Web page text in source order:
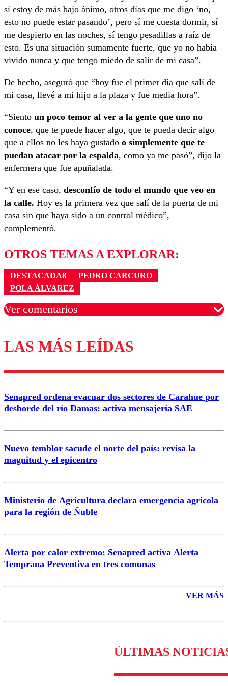
sí estoy de más bajo ánimo, otros días que me digo ‘no,
esto no puede estar pasando’, pero sí me cuesta dormir, sí
me despierto en las noches, sí tengo pesadillas a raíz de
esto. Es una situación sumamente fuerte, que yo no había
vivido nunca y que tengo miedo de salir de mi casa”.
De hecho, aseguró que “hoy fue el primer día que salí de
mi casa, llevé a mi hijo a la plaza y fue media hora”.
“Siento un poco temor al ver a la gente que uno no
conoce, que te puede hacer algo, que te pueda decir algo
que a ellos no les haya gustado o simplemente que te
puedan atacar por la espalda, como ya me pasó”, dijo la
enfermera que fue apuñalada.
“Y en ese caso, desconfío de todo el mundo que veo en
la calle. Hoy es la primera vez que salí de la puerta de mi
casa sin que haya sido a un control médico”,
complementó.
OTROS TEMAS A EXPLORAR:
DESTACADA8
PEDRO CARCURO
POLA ÁLVAREZ
Ver comentarios
Los comentarios son moderados para garantizar un
diálogo respetuoso.
Correo
LAS MÁS LEÍDAS
Senapred ordena evacuar dos sectores de Carahue por
desborde del río Damas: activa mensajería SAE
Nuevo temblor sacude el norte del país: revisa la
magnitud y el epicentro
Ministerio de Agricultura declara emergencia agrícola
para la región de Ñuble
Alerta por calor extremo: Senapred activa Alerta
Temprana Preventiva en tres comunas
VER MÁS
ÚLTIMAS